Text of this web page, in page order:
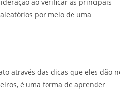
ao verificar as principais
por meio de uma
através das dicas que eles dão
é uma forma de aprender